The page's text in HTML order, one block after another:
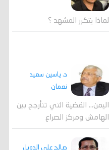
لماذا يتكرر المشهد ؟
د. ياسين سعيد
نعمان
اليمن… القضية التي تتأرجح بين
الهامش ومركز الصراع
صالح علي الدويل